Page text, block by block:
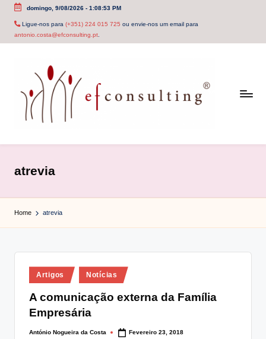
Skip
domingo, 9/08/2026- 1:08:54 PM
Ligue-nos para (+351) 224 015 725 ou envie-nos um email para
antonio.costa@efconsulting.pt.
c
o
n
u
atrevia
Home atrevia
Posted
in
Artigos Notícias
A comunicação externa da Família
Empresária
Posted
António Nogueira da Costa Fevereiro 23, 2018